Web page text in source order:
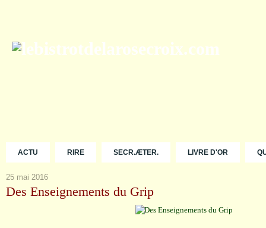
ACTU RIRE SECR.ÆTER. LIVRE D'OR
25 mai 2016
Des Enseignements du Grip